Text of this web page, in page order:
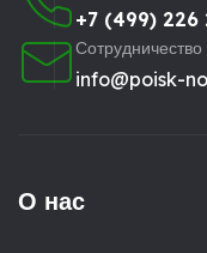
+7 (499) 226
Сотрудничество
info@poisk-
О нас